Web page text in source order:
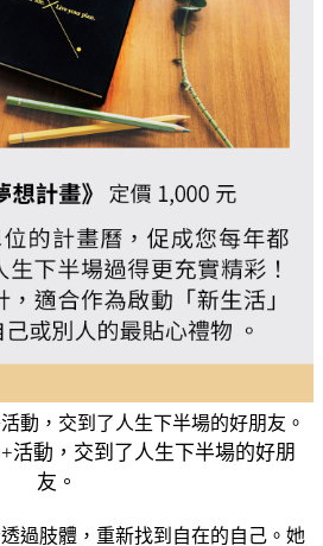
活動，交到了人生下半場的好朋
友。